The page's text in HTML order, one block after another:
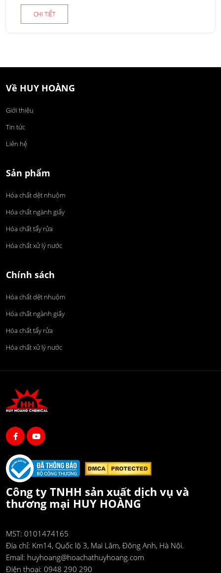
CHI TIẾT
Về HUY HOÀNG
Giới thiệu
Tin tức
Liên hệ
Sản phẩm
Hóa chất dệt nhuộm
Hóa chất ngành giấy
Hóa chất tẩy rửa
Hóa chất xử lý nước
Chính sách
Hóa chất dệt nhuộm
Hóa chất ngành giấy
Hóa chất tẩy rửa
Hóa chất xử lý nước
Công ty TNHH sản xuất dịch vụ và
thương mại HUY HOÀNG
MST: 0101474165
Địa chỉ: Km14, Quốc lộ 3, Mai Lâm, Đông Anh, Hà Nội.
Email: huyhoang@hoachathuyhoang.com
Điện thoại: 0948 290 290